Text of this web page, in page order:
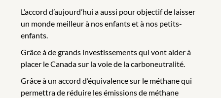
L’accord d’aujourd’hui a aussi pour objectif de laisser
un monde meilleur à nos enfants et à nos petits-
enfants.
Grâce à de grands investissements qui vont aider à
placer le Canada sur la voie de la carboneutralité.
Grâce à un accord d’équivalence sur le méthane qui
permettra de réduire les émissions de méthane